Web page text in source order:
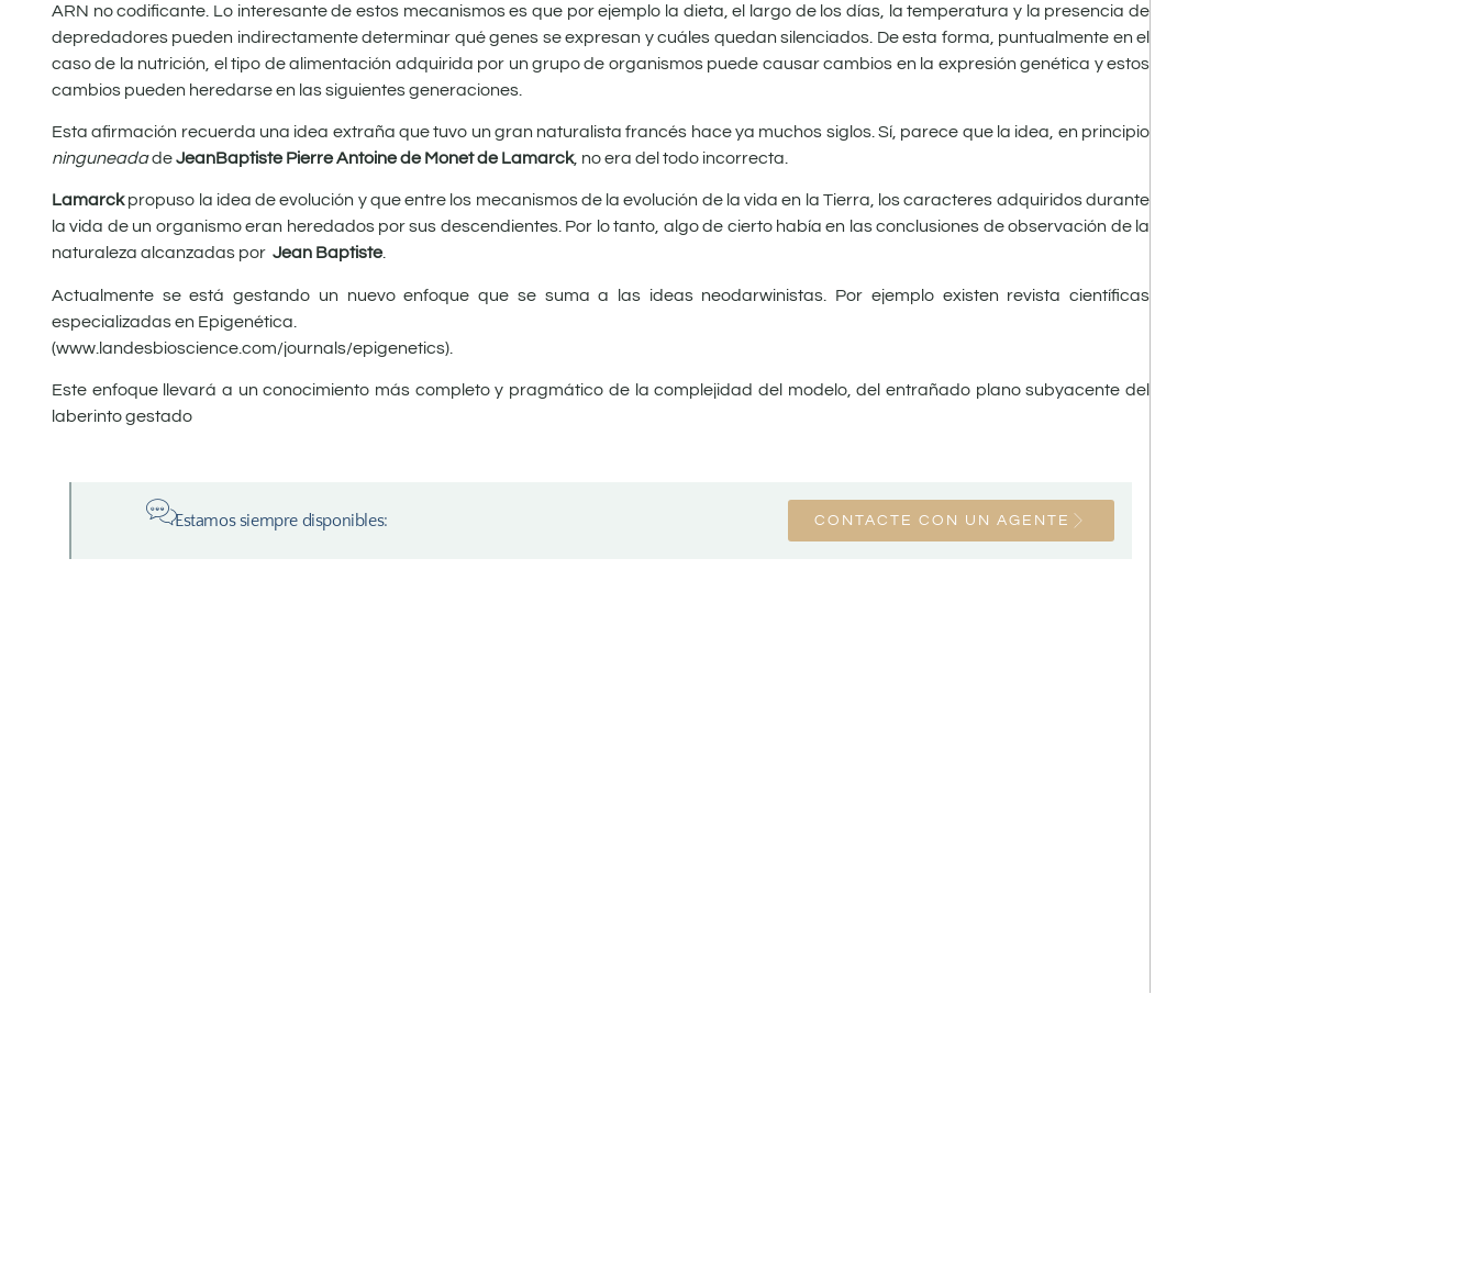
ARN no codificante. Lo interesante de estos mecanismos es que por ejemplo la dieta, el largo de los días, la temperatura y la presencia de
depredadores pueden indirectamente determinar qué genes se expresan y cuáles quedan silenciados. De esta forma, puntualmente en el
caso de la nutrición, el tipo de alimentación adquirida por un grupo de organismos puede causar cambios en la expresión genética y estos
cambios pueden heredarse en las siguientes generaciones.
Esta afirmación recuerda una idea extraña que tuvo un gran naturalista francés hace ya muchos siglos. Sí, parece que la idea, en principio
ninguneadadeJeanBaptiste Pierre Antoine de Monet de Lamarck, no era del todo incorrecta.
Lamarckpropuso la idea de evolución y que entre los mecanismos de la evolución de la vida en la Tierra, los caracteres adquiridos durante
la vida de un organismo eran heredados por sus descendientes. Por lo tanto, algo de cierto había en las conclusiones de observación de la
naturaleza alcanzadas por Jean Baptiste.
Actualmente se está gestando un nuevo enfoque que se suma a las ideas neodarwinistas. Por ejemplo existen revista científicas
especializadas en Epigenética.
(www.landesbioscience.com/journals/epigenetics).
Este enfoque llevará a un conocimiento más completo y pragmático de la complejidad del modelo, del entrañado plano subyacente del
laberinto gestado
Estamos siempre disponibles: CONTACTE CON UN AGENTE